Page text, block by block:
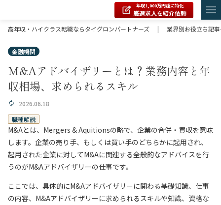
年収1,000万円超に特化
厳選求人を紹介依頼
高年収・ハイクラス転職ならタイグロンパートナーズ
| 業界別お役立ち記
金融機関
M&Aアドバイザリーとは？業務内容と年
収相場、求められるスキル
2026.06.18
職種解説
M&Aとは、Mergers & Aquitionsの略で、企業の合併・買収を意味
します。企業の売り手、もしくは買い手のどちらかに起用され、
起用された企業に対してM&Aに関連する全般的なアドバイスを行
うのがM&Aアドバイザリーの仕事です。
ここでは、具体的にM&Aアドバイザリーに関わる基礎知識、仕事
の内容、M&Aアドバイザリーに求められるスキルや知識、資格な